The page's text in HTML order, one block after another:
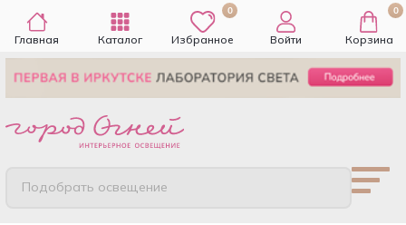
Главная Каталог
0
Избранное Войти
0
Корзина
Подобрать освещение